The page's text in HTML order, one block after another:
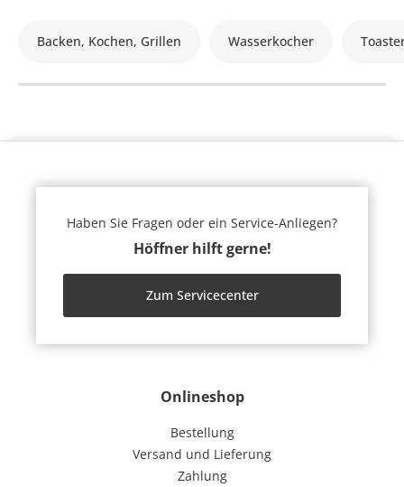
Backen, Kochen, Grillen Wasserkocher
Onlineshop
Bestellung
Versand und Lieferung
Zahlung
Haben Sie Fragen oder ein Service-Anliegen?
Höffner hilft gerne!
Zum Servicecenter